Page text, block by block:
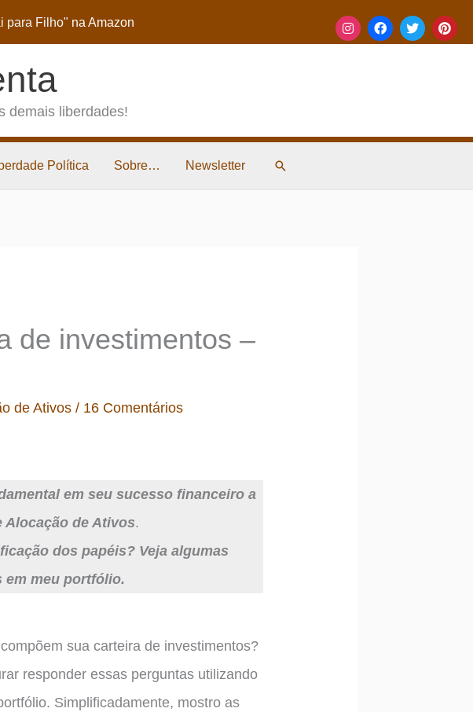
para Filho" na Amazon
demais liberdades!
Política Sobre… Newsletter Pesquisar
de investimentos –
de Ativos / 16 Comentários
em seu sucesso financeiro a
Alocação de Ativos.
dos papéis? Veja algumas
em meu portfólio.
sua carteira de investimentos?
responder essas perguntas utilizando
Simplificadamente, mostro as